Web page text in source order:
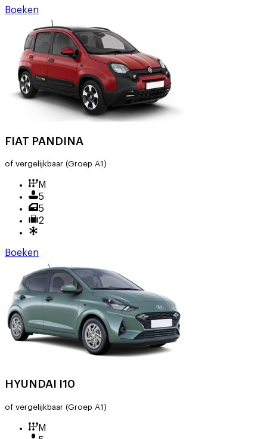
Boeken
FIAT PANDINA
of vergelijkbaar (Groep A1)
M
5
5
2
Boeken
HYUNDAI I10
of vergelijkbaar (Groep A1)
M